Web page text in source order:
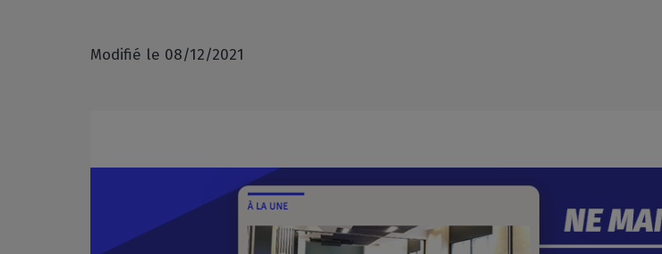
Modifié le 08/12/2021